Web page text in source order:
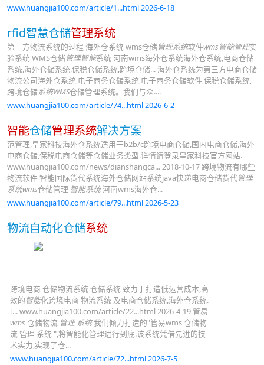
www.huangjia100.com/article/1...html 2026-6-18
rfid智慧仓储管理系统
第三方物流系统的过程 海外仓系统 wms仓储管理系统软件wms智能管理实
验系统 WMS仓储管理智能系统 河南wms海外仓系统海外仓系统,电商仓储
系统,海外仓储系统,保税仓储系统,跨境仓储... 海外仓系统为第三方电商仓储
物流公司海外仓系统,电子商务仓储系统,电子商务仓储软件,保税仓储系统,
跨境仓储系统WMS仓储管理系统。我们与众....
www.huangjia100.com/article/74...html 2026-6-2
智能仓储管理系统解决方案
范管理,皇家科技海外仓系统适用于b2b/c跨境电商仓储,国内电商仓储,海外
电商仓储,保税电商仓储等仓储业务类型.详情请登录皇家科技官方网站.
www.huangjia100.com/news/dianshangca... 2018-10-17 跨境物流有哪些
物流软件 智能国际货代系统海外仓储网站系统java快递电商仓储货代管理
系统wms仓储管理 智能系统河南wms海外仓...
www.huangjia100.com/article/79...html 2026-5-23
物流自动化仓储系统
跨境电商 仓储物流系统 仓储系统 致力于打造低运营成本,高
效的智能化跨境电商 物流系统 及电商仓储系统,海外仓系统.
[... www.huangjia100.com/article/22...html 2026-4-19 管易
wms 仓储物流 管理 系统我们倾力打造的"管易wms 仓储物
流 管理 系统 ",将智能化管理进行到底.该系统凭借先进的技
术实力,实现了仓...
www.huangjia100.com/article/72...html 2026-7-5